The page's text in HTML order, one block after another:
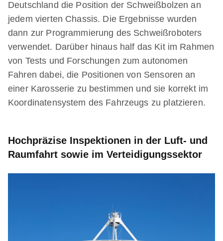
Deutschland die Position der Schweißbolzen an
jedem vierten Chassis. Die Ergebnisse wurden
dann zur Programmierung des Schweißroboters
verwendet. Darüber hinaus half das Kit im Rahmen
von Tests und Forschungen zum autonomen
Fahren dabei, die Positionen von Sensoren an
einer Karosserie zu bestimmen und sie korrekt im
Koordinatensystem des Fahrzeugs zu platzieren.
Hochpräzise Inspektionen in der Luft- und
Raumfahrt sowie im Verteidigungssektor